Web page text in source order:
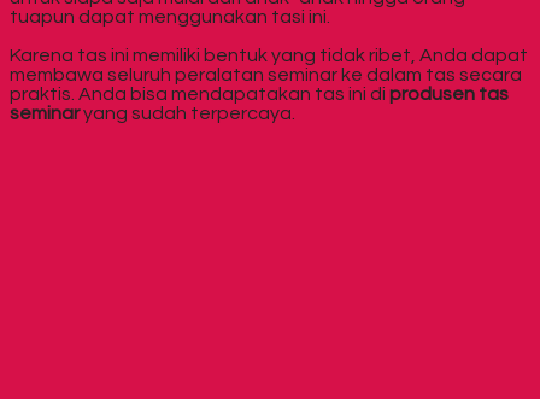
tuapun dapat menggunakan tasi ini.
Karena tas ini memiliki bentuk yang tidak ribet, Anda dapat
membawa seluruh peralatan seminar ke dalam tas secara
praktis. Anda bisa mendapatakan tas ini di produsen tas
seminaryang sudah terpercaya.